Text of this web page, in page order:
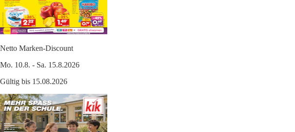
Netto Marken-Discount
Mo. 10.8. - Sa. 15.8.2026
Gültig bis 15.08.2026